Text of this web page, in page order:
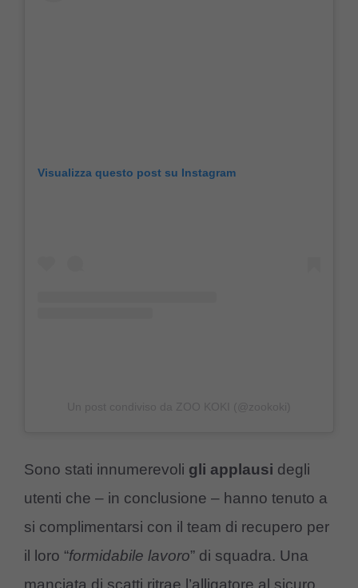
Visualizza questo post su Instagram
Sono stati innumerevoli gli applausi degli
utenti che – in conclusione – hanno tenuto a
si complimentarsi con il team di recupero per
il loro “formidabile lavoro” di squadra. Una
manciata di scatti ritrae l’alligatore al sicuro